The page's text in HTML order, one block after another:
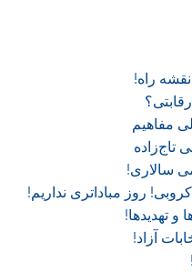
نقشه راه!‏
مفاهیم
تاج‌زاده
سالاری!
روز مباداتری نداریم!‏
و تهدیدها!
آزاد!